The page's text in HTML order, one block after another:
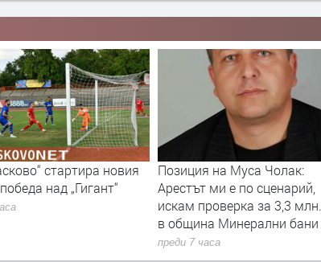
на Муса Чолак:
ми е по сценарий,
за 3,3 млн. лева
РИОСВ – Хасково наложи
санкции за 14 420 евро през
юли
преди 7 часа